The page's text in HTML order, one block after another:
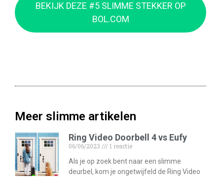
BEKIJK DEZE #5 SLIMME STEKKER OP
BOL.COM
Meer slimme artikelen
Ring Video Doorbell 4 vs Eufy
06/06/2023
1 reactie
Als je op zoek bent naar een slimme
deurbel, kom je ongetwijfeld de Ring Video